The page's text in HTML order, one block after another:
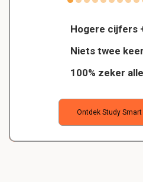
Hogere cijfers
Niets twee
100% zeker
Ontdek Study Smart